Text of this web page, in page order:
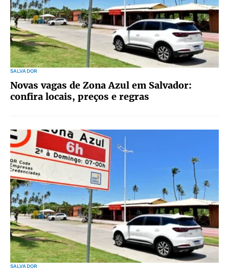
SALVADOR
Novas vagas de Zona Azul em Salvador:
confira locais, preços e regras
SALVADOR